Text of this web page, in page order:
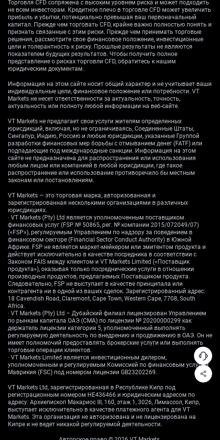
(DR001) в качестве основного операционного
ориентира, несмотря на то что официальной
ключевой ставкой остается 7-дневная. Последние
рыночные данные за конец мая 2026 года это
подтверждают: DR001 стабильно торгуется около
1,65%, значительно ниже 7-дневной ключевой
ставки 1,80%. Это указывает на явное намерение
удерживать краткосрочную стоимость
заимствований низкой и стабильной.
Этот сдвиг отражает реальность китайского
межбанковского рынка, где доминирует
однодневное фондирование. По данным China
Foreign Exchange Trade System, на однодневные репо
приходится уже почти 90% совокупного оборота
рынка. Фокусируясь на DR001, центробанк
фактически управляет наиболее критичным
элементом «трубопроводной системы»
финансового сектора.
—
Последствия для
участников рынка и
перспективы политики
Для трейдеров на рынке деривативов это означает
ожидание сохранения низкой волатильности на
самом коротком участке кривой процентных
ставок. Приверженность центробанка стабильности
предполагает, что стратегии продажи короткой
процентной волатильности — например, через
краткосрочные свопционы или процентные «кэпы»
— могут оставаться привлекательными. Частое
проведение операций на открытом рынке для
предотвращения скачков DR001 подкрепляет этот
взгляд.
При столь жестко заякоренном «фронт-энде» мы
видим потенциал для роста крутизны кривой
Торговля CFD сопряжена с высоким уровнем риска и может подходить
не всем инвесторам. Кредитное плечо в торговле CFD может увеличить
прибыль и убытки, потенциально превышая ваш первоначальный
капитал. Прежде чем торговать CFD, крайне важно полностью понять и
признать связанные с этим риски. Прежде чем принимать торговые
решения, рассмотрите свое финансовое положение, инвестиционные
цели и толерантность к риску. Прошлые результаты не являются
показателем будущих результатов. Чтобы получить полное
представление о рисках торговли CFD, обратитесь к нашим
юридическим документам.
Информация на этом сайте носит общий характер и не учитывает ваши
индивидуальные цели, финансовое положение или потребности. VT
Markets не несет ответственности за актуальность, точность,
актуальность или полноту любой информации на веб-сайте.
VT Markets не предлагает свои услуги жителям определенных
юрисдикций, включая, но не ограничиваясь, Соединенные Штаты,
Сингапур, Индию, Россию и любые юрисдикции, указанные Группой
разработки финансовых мер борьбы с отмыванием денег (FATF) или
подпадающие под международные санкции. Информация на этом
сайте не предназначена для распространения или использования
любым лицом или компанией в любой юрисдикции, где такое
распространение или использование противоречило бы местным
законам или постановлениям.
VT Markets — это торговая марка, авторизованная и
зарегистрированная несколькими организациями в различных
юрисдикциях.
· VT Markets (Pty) Ltd является уполномоченным поставщиком
финансовых услуг (FSP № 50865, рег. № компании 2015/072049/07)
(«FSP»), регулируемым Управлением по надзору за поведением в
финансовом секторе (Financial Sector Conduct Authority) в Южной
Африке. FSP не является маркет-мейкером или эмитентом продукта и
действует исключительно в качестве посредника в соответствии с
Законом FAIS между клиентом и VT Markets Limited («Поставщик
продукта»), оказывая только посреднические услуги в отношении
производных продуктов, предлагаемых Поставщиком продукта.
Следовательно, FSP не выступает в качестве принципала или
контрагента ни в одной из ваших сделок. Зарегистрированный адрес:
18 Cavendish Road, Claremont, Cape Town, Western Cape, 7708, South
Africa.
· VT Markets (Pty) Ltd – Дубайский филиал лицензирован Управлением
по рынкам капитала ОАЭ (CMA) по лицензии № 20200000299 как
держатель лицензии категории 5, уполномоченный выполнять
регулируемую деятельность по внедрению и продвижению в ОАЭ. Он не
имеет полномочий предоставлять брокерские услуги или выполнять
торговые операции клиентов.
· VT Markets Limited является инвестиционным дилером,
уполномоченным и регулируемым Комиссией по финансовым услугам
Маврикия (FSC) под номером лицензии GB23202269.
VT Markets Ltd, зарегистрированная в Республике Кипр под
регистрационным номером HE436466 и юридическим адресом по
адресу: Архиепископ Макариос III, 160, этаж 1, 3026, Лимассол, Кипр,
выступает исключительно в качестве платежного агента для VT
Markets. Эта организация не авторизована и не лицензирована на
Кипре и не ведет никакой регулируемой деятельности.